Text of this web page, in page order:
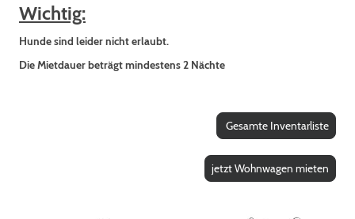
Wichtig:
Hunde sind leider nicht erlaubt.
Die Mietdauer beträgt mindestens 2 Nächte
Gesamte Inventarliste
jetzt Wohnwagen mieten